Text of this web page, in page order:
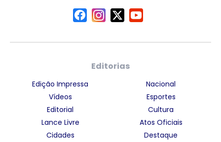
Editorias
Edição Impressa
Vídeos
Editorial
Lance Livre
Cidades
Nacional
Esportes
Cultura
Atos Oficiais
Destaque